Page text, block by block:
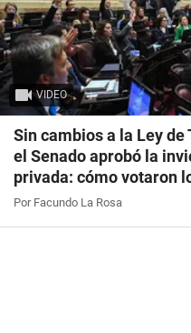
VIDEO
Sin cambios a la Ley
el Senado aprobó la
privada: cómo votaron
Por Facundo La Rosa